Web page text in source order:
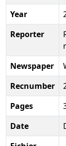
Year
Reporter
Newspaper
Recnumber
Pages
Date